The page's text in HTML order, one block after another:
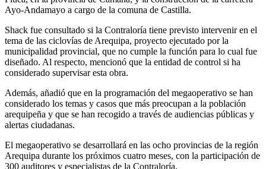
Ayo-Andamayo a cargo de la comuna de Castilla.
Shack fue consultado si la Contraloría tiene previsto intervenir en el
tema de las ciclovías de Arequipa, proyecto ejecutado por la
municipalidad provincial, que no cumple la función para lo cual fue
diseñado. Al respecto, mencionó que la entidad de control si ha
considerado supervisar esta obra.
Además, añadió que en la programación del megaoperativo se han
considerado los temas y casos que más preocupan a la población
arequipeña y que se han recogido a través de audiencias públicas y
alertas ciudadanas.
El megaoperativo se desarrollará en las ocho provincias de la región
Arequipa durante los próximos cuatro meses, con la participación de
300 auditores y especialistas de la Contraloría.